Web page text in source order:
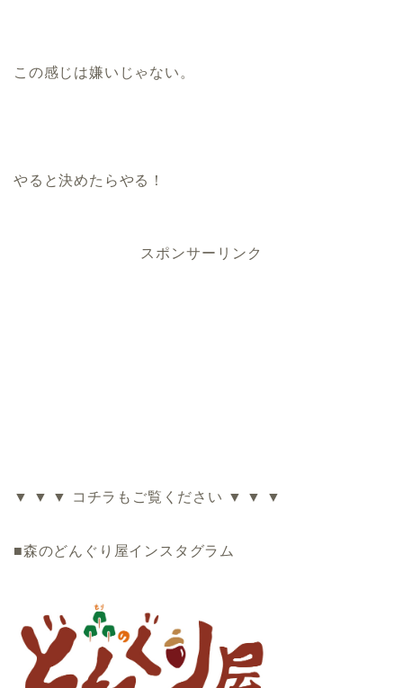
この感じは嫌いじゃない。
やると決めたらやる！
スポンサーリンク
▼ ▼ ▼ コチラもご覧ください ▼ ▼ ▼
■森のどんぐり屋インスタグラム